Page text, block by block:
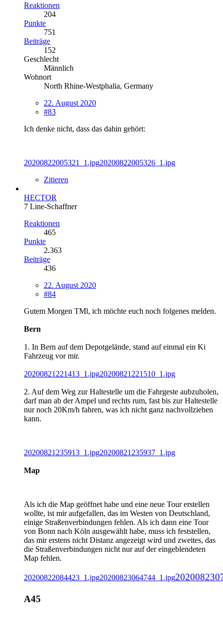
Reaktionen
204
Punkte
751
Beiträge
152
Geschlecht
Männlich
Wohnort
North Rhine-Westphalia, Germany
22. August 2020
#83
Ich denke nicht, dass das dahin gehört:
20200822005321_1.jpg20200822005326_1.jpg
Zitieren
HECTOR
7 Line-Schaffner
Reaktionen
465
Punkte
2.363
Beiträge
436
22. August 2020
#84
Gutem Morgen TMl, ich möchte euch noch folgenes melden.
Bern
1. In Bern auf dem Depotgelände, stand auf einmal ein Ki
Fahrzeug vor mir.
20200821221413_1.jpg20200821221510_1.jpg
2. Auf dem Weg zur Haltestelle um die Fahrgeste aubzuholen,
darf man ab der Ampel und rechts rum, fast bis zur Haltestelle
nur noch 20Km/h fahren, was ich nicht ganz nachvollziehen
kann.
20200821235913_1.jpg20200821235937_1.jpg
Map
Als ich die Map geöffnet habe und eine neue Tour erstellen
wollte, ist mir aufgefallen, das im Westen von Deutschland,
einige Straßenverbindungen fehlen. Als ich dann eine Tour
von Bonn nach Köln ausgewählt habe, muss ich feststellen,
das mir erstens nicht Distanz angezeigt wird und zweites, das
die Straßenverbindungen nicht nur auf der eingeblendeten
Map fehlen.
20200822084423_1.jpg20200823064744_1.jpg
A45